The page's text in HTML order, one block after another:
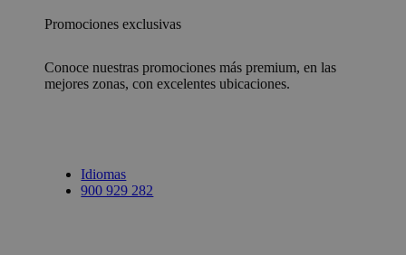
Promociones exclusivas
Conoce nuestras promociones más premium, en las
mejores zonas, con excelentes ubicaciones.
Idiomas
900 929 282